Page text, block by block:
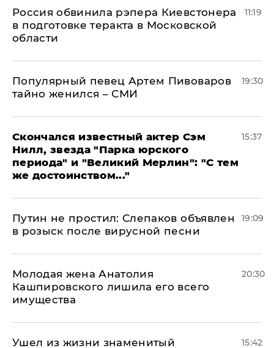
Россия обвинила рэпера Киевстонера
в подготовке теракта в Московской
области
11:19
Популярный певец Артем Пивоваров
тайно женился – СМИ
19:30
Скончался известный актер Сэм
Нилл, звезда "Парка юрского
периода" и "Великий Мерлин": "С тем
же достоинством..."
15:37
Путин не простил: Слепаков объявлен
в розыск после вирусной песни
19:09
Молодая жена Анатолия
Кашпировского лишила его всего
имущества
20:30
Ушел из жизни знаменитый
15:42